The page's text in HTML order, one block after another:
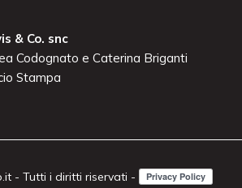
& Co. snc
Codognato e Caterina Briganti
Stampa
- Tutti i diritti riservati -